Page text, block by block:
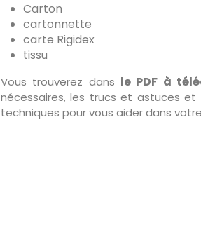
Carton
cartonnette
carte Rigidex
tissu
Vous trouverez dans le PDF à
nécessaires, les trucs et astuces et
techniques pour vous aider dans